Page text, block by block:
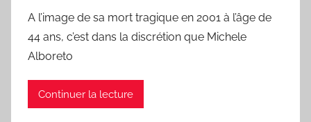
A l’image de sa mort tragique en 2001 à l’âge de
44 ans, c’est dans la discrétion que Michele
Alboreto
Continuer la lecture